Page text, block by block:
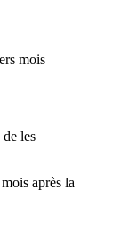
mois
les
après la